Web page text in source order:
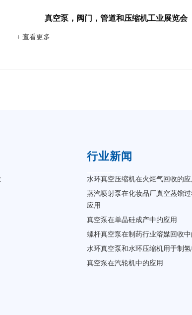
真空泵，阀门，管道和压缩机工业展览会
+ 查看更多
行业新闻
水环真空压缩机在火炬气回收的
蒸汽喷射泵在化妆品厂真空蒸馏
应用
真空泵在单晶硅成产中的应用
螺杆真空泵在制药行业溶媒回收
水环真空泵和水环压缩机用于制
真空泵在汽轮机中的应用